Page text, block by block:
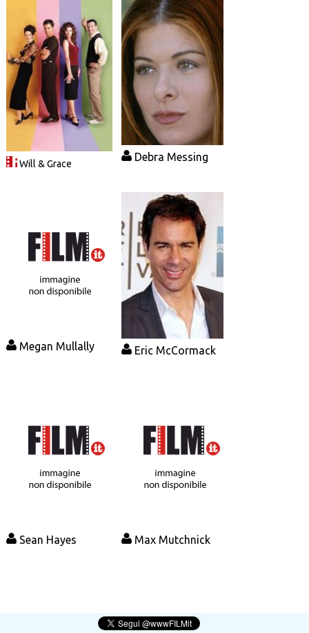
Will & Grace
Debra Messing
Megan Mullally Eric McCormack
Sean Hayes Max Mutchnick